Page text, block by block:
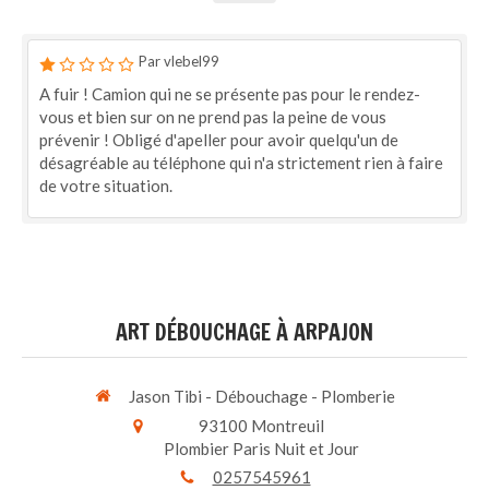
Par vlebel99
A fuir ! Camion qui ne se présente pas pour le rendez-
vous et bien sur on ne prend pas la peine de vous
prévenir ! Obligé d'apeller pour avoir quelqu'un de
désagréable au téléphone qui n'a strictement rien à faire
de votre situation.
ART DÉBOUCHAGE À ARPAJON
Jason Tibi - Débouchage - Plomberie
93100 Montreuil
Plombier Paris Nuit et Jour
0257545961